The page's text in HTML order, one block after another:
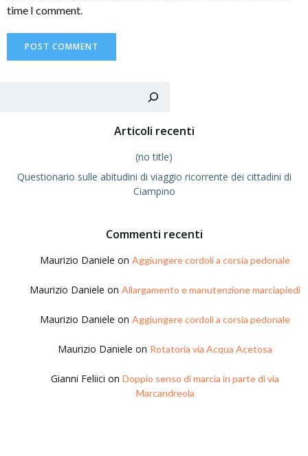
time I comment.
Articoli recenti
(no title)
Questionario sulle abitudini di viaggio ricorrente dei cittadini di
Ciampino
Commenti recenti
Maurizio Daniele on Aggiungere cordoli a corsia pedonale
Maurizio Daniele on Allargamento e manutenzione marciapiedi
Maurizio Daniele on Aggiungere cordoli a corsia pedonale
Maurizio Daniele on Rotatoria via Acqua Acetosa
Gianni Feliici on Doppio senso di marcia in parte di via
Marcandreola